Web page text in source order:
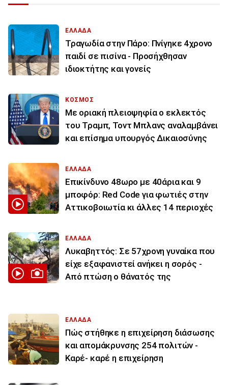
ΕΛΛΑΔΑ
Τραγωδία στην Πάρο: Πνίγηκε 4χρονο
παιδί σε πισίνα - Προσήχθησαν
ιδιοκτήτης και γονείς
ΚΟΣΜΟΣ
Με οριακή πλειοψηφία ο εκλεκτός
του Τραμπ, Τοντ Μπλανς αναλαμβάνει
και επίσημα υπουργός Δικαιοσύνης
ΕΛΛΑΔΑ
Επικίνδυνο 48ωρο με 40άρια και 9
μποφόρ: Red Code για φωτιές στην
Αττικοβοιωτία κι άλλες 14 περιοχές
ΕΛΛΑΔΑ
Λυκαβηττός: Σε 57χρονη γυναίκα που
είχε εξαφανιστεί ανήκει η σορός -
Από πτώση ο θάνατός της
ΕΛΛΑΔΑ
Πώς στήθηκε η επιχείρηση διάσωσης
και απομάκρυνσης 254 πολιτών -
Καρέ- καρέ η επιχείρηση